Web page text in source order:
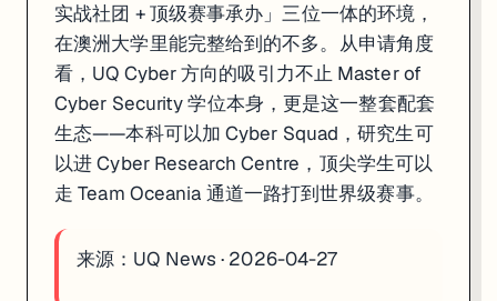
实战社团 + 顶级赛事承办」三位一体的环境，
在澳洲大学里能完整给到的不多。从申请角度
看，UQ Cyber 方向的吸引力不止 Master of
Cyber Security 学位本身，更是这一整套配套
生态——本科可以加 Cyber Squad，研究生可
以进 Cyber Research Centre，顶尖学生可以
走 Team Oceania 通道一路打到世界级赛事。
来源： UQ News · 2026-04-27